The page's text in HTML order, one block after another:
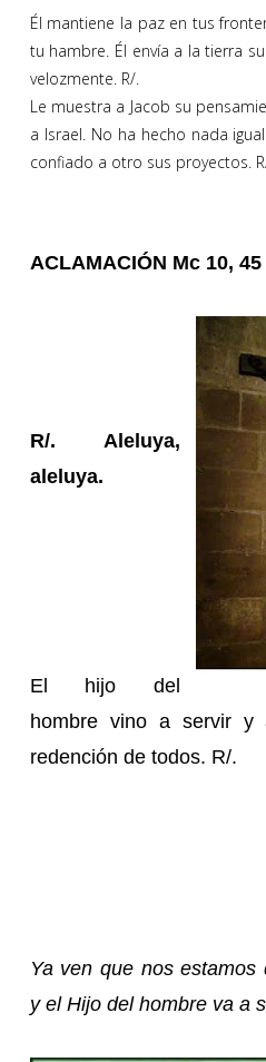
Él mantiene la paz en tus
tu hambre. Él envía a la tierra
velozmente. R/.
Le muestra a Jacob su
a Israel. No ha hecho nada
confiado a otro sus proyectos.
ACLAMACIÓN Mc 10, 45
R/. Aleluya,
aleluya.
El hijo del
hombre vino a servir
redención de todos. R/.
Ya ven que nos estamos
y el Hijo del hombre va a